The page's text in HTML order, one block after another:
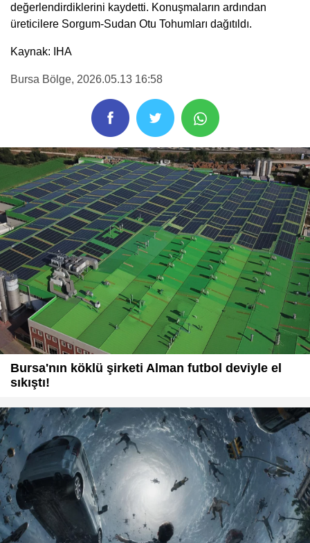
değerlendirdiklerini kaydetti. Konuşmaların ardından
üreticilere Sorgum-Sudan Otu Tohumları dağıtıldı.
Kaynak: IHA
Bursa Bölge, 2026.05.13 16:58
Bursa'nın köklü şirketi Alman futbol deviyle el
sıkıştı!